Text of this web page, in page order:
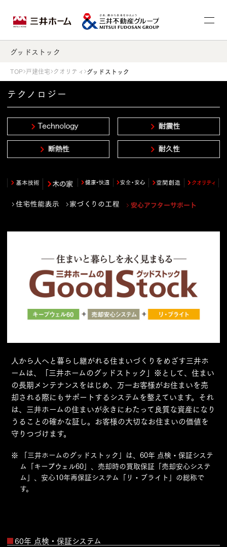
グッドストック
TOP 戸建住宅 クオリティ グッドストック
テクノロジー
人から人へと暮らし継がれる住まいづくりをめざす三井ホ
ームは、「三井ホームのグッドストック」※として、住まい
の長期メンテナンスをはじめ、万一お客様がお住まいを売
却される際にもサポートするシステムを整えています。それ
は、三井ホームの住まいが永きにわたって良質な資産になり
うることの確かな証し。お客様の大切なお住まいの価値を
守りつづけます。
※ 「三井ホームのグッドストック」は、60年 点検・保証システ
ム「キープウェル60」、売却時の買取保証「売却安心システ
ム」、安心10年再保証システム「リ・ブライト」の総称で
す。
60年 点検・保証システム